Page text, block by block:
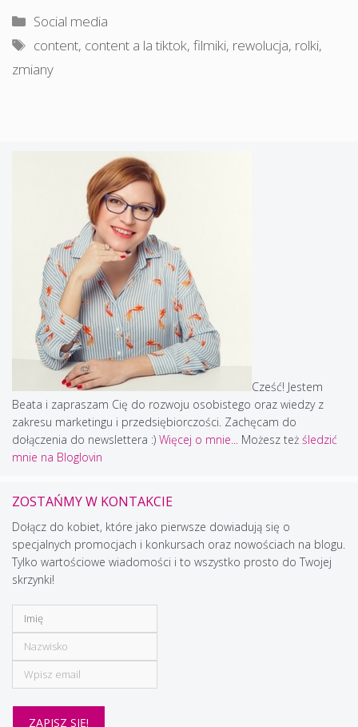
Kategorie
Social media
Tagi
content, content a la tiktok,filmiki, rewolucja, rolki,
zmiany
Cześć! Jestem
Beata i zapraszam Cię do rozwoju osobistego oraz wiedzy z
zakresu marketingu i przedsiębiorczości. Zachęcam do
dołączenia do newslettera :) Więcej o mnie... Możesz też śledzić
mnie na Bloglovin
ZOSTAŃMY W KONTAKCIE
Dołącz do kobiet, które jako pierwsze dowiadują się o
specjalnych promocjach i konkursach oraz nowościach na blogu.
Tylko wartościowe wiadomości i to wszystko prosto do Twojej
skrzynki!